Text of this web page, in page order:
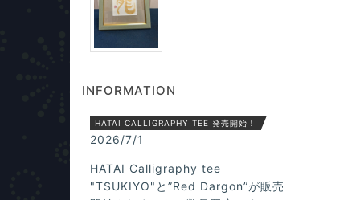
INFORMATION
HATAI CALLIGRAPHY TEE 発売開始！
2026/7/1
HATAI Calligraphy tee
"TSUKIYO"と”Red Dargon”が販売